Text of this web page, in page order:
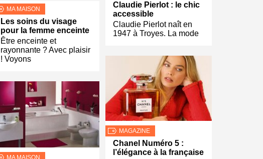
MA MAISON
Les soins du visage
pour la femme enceinte
Être enceinte et
rayonnante ? Avec plaisir
! Voyons
MA MAISON
Claudie Pierlot : le chic
accessible
Claudie Pierlot naît en
1947 à Troyes. La mode
MAGAZINE
Chanel Numéro 5 :
l’élégance à la française